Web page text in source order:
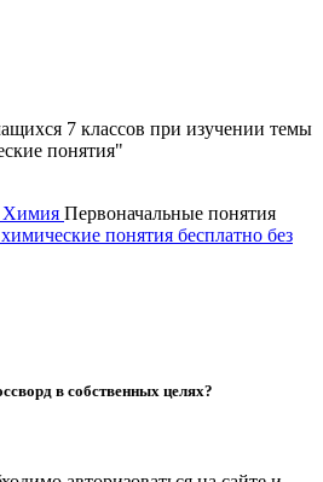
7 классов при изучении темы
понятия"
Химия Первоначальные понятия
понятия бесплатно без
в собственных целях?